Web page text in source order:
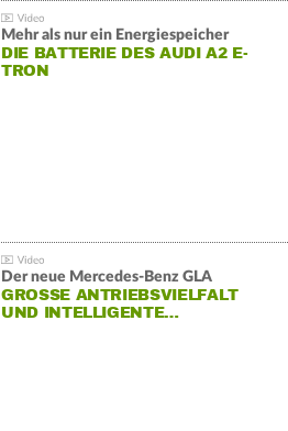
Mehr als nur ein Energiespeicher
DIE BATTERIE DES AUDI A2 E-
TRON
Der neue Mercedes-Benz GLA
GROSSE ANTRIEBSVIELFALT U
ND INTELLIGENTE…